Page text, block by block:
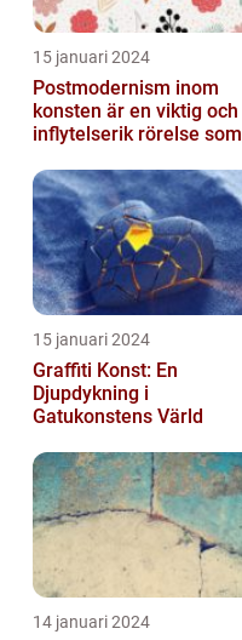
15 januari 2024
Postmodernism inom
konsten är en viktig och
inflytelserik rörelse som
normer o...
15 januari 2024
Graffiti Konst: En
Djupdykning i
Gatukonstens Värld
14 januari 2024